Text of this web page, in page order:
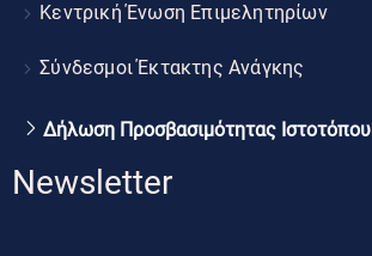
Κεντρική Ένωση Επιμελητηρίων
Σύνδεσμοι Έκτακτης Ανάγκης
Δήλωση Προσβασιμότητας Ιστοτόπου
Newsletter